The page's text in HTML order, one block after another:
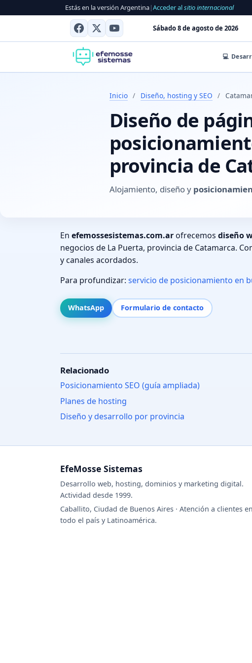
Estás en la versión Argentina|Acceder alsitio internacional
Sábado 8 de agosto de 2026
💻
Inicio / Diseño, hosting y SEO /
Diseño de
provincia de
Alojamiento, diseño y
En efemossesistemas.com.arofrecemos diseño
negocios de La Puerta, provincia de Catamarca.
y canales acordados.
Para profundizar: servicio de posicionamiento en
WhatsApp Formulario de contacto
Relacionado
Posicionamiento SEO (guía ampliada)
Planes de hosting
Diseño y desarrollo por provincia
EfeMosse Sistemas
Desarrollo web, hosting, dominios y marketing digital.
Actividad desde 1999.
Caballito, Ciudad de Buenos Aires · Atención a clientes en
todo el país y Latinoamérica.